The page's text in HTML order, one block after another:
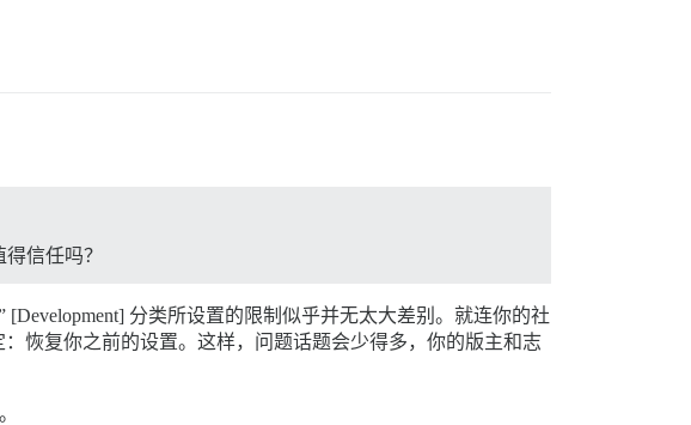
信任吗？
分类所设置的限制似乎并无太大差别。就连你的社
恢复你之前的设置。这样，问题话题会少得多，你的版主和志